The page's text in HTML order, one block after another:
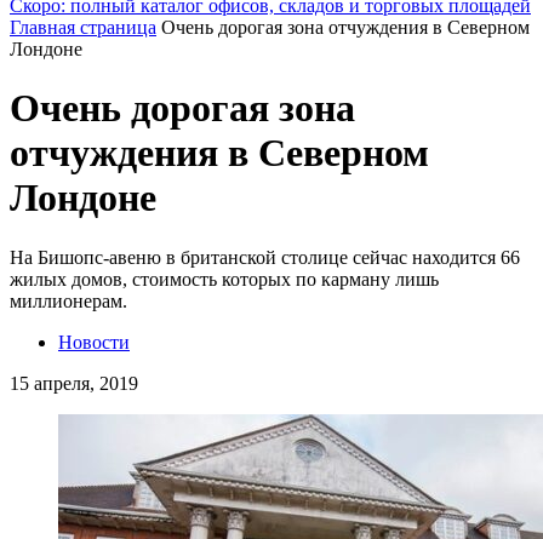
Скоро: полный каталог офисов, складов и торговых площадей
Главная страница Очень дорогая зона отчуждения в Северном
Лондоне
Очень дорогая зона
отчуждения в Северном
Лондоне
На Бишопс-авеню в британской столице сейчас находится 66
жилых домов, стоимость которых по карману лишь
миллионерам.
Новости
15 апреля, 2019